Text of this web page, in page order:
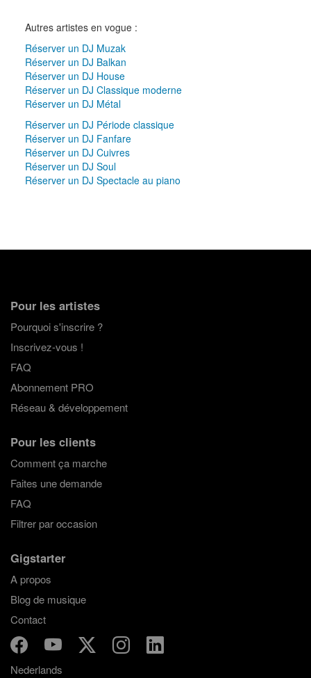
Autres artistes en vogue :
Réserver un DJ Muzak
Réserver un DJ Balkan
Réserver un DJ House
Réserver un DJ Classique moderne
Réserver un DJ Métal
Réserver un DJ Période classique
Réserver un DJ Fanfare
Réserver un DJ Cuivres
Réserver un DJ Soul
Réserver un DJ Spectacle au piano
Pour les artistes
Pourquoi s'inscrire ?
Inscrivez-vous !
FAQ
Abonnement PRO
Réseau & développement
Pour les clients
Comment ça marche
Faites une demande
FAQ
Filtrer par occasion
Gigstarter
A propos
Blog de musique
Contact
Nederlands